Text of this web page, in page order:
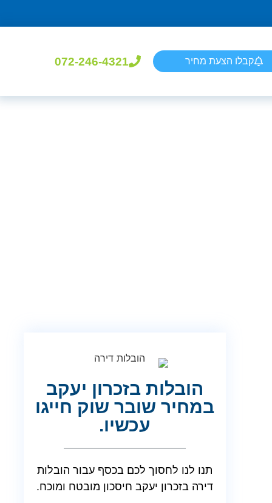
קבלו הצעת מחיר 072-246-4321
הובלות בזכרון יעקב
במחיר שובר שוק חייגו
עכשיו.
תנו לנו לחסוך לכם בכסף עבור הובלות
דירה בזכרון יעקב חיסכון מובטח ומוכח.